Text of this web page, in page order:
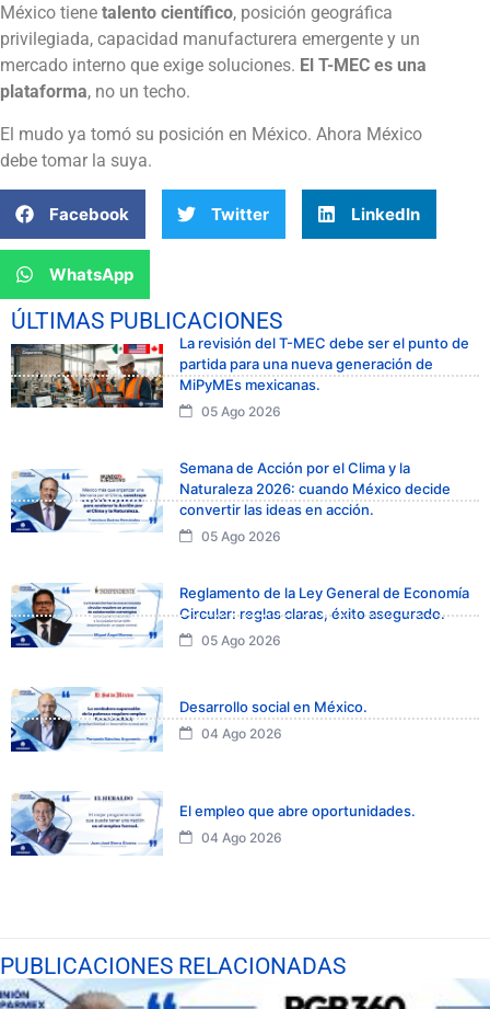
México tiene talento científico, posición geográfica
privilegiada, capacidad manufacturera emergente y un
mercado interno que exige soluciones. El T-MEC es una
plataforma, no un techo.
El mudo ya tomó su posición en México. Ahora México
debe tomar la suya.
Facebook Twitter LinkedIn
WhatsApp
ÚLTIMAS PUBLICACIONES
La revisión del T-MEC debe ser el punto de
partida para una nueva generación de
MiPyMEs mexicanas.
05 Ago 2026
Semana de Acción por el Clima y la
Naturaleza 2026: cuando México decide
convertir las ideas en acción.
05 Ago 2026
Reglamento de la Ley General de Economía
Circular: reglas claras, éxito asegurado.
05 Ago 2026
Desarrollo social en México.
04 Ago 2026
El empleo que abre oportunidades.
04 Ago 2026
PUBLICACIONES RELACIONADAS